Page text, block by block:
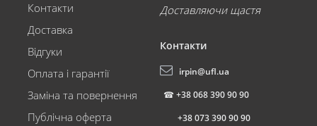
Контакти
Доставка
Відгуки
Оплата і гарантії
Заміна та повернення
Публічна оферта
Доставляючи щастя
Контакти
irpin@ufl.ua
☎ +38 068 390 90 90
+38 073 390 90 90